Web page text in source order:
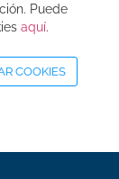
Puede
aquí.
COOKIES